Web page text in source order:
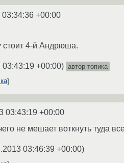
+00:00
стоит 4-й Андрюша.
03:43:19 +00:00) автор топика
03:43:19 +00:00
не мешает воткнуть туда
03:46:39 +00:00)